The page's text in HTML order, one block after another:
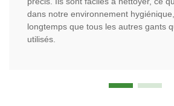
dans notre environnement
longtemps que tous les autres gants
utilisés.